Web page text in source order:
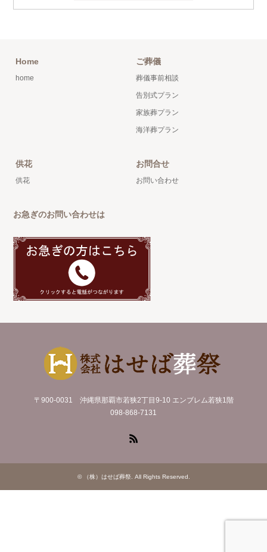
Home
home
ご葬儀
葬儀事前相談
告別式プラン
家族葬プラン
海洋葬プラン
供花
供花
お問合せ
お問い合わせ
お急ぎのお問い合わせは
〒900-0031 沖縄県那覇市若狭2丁目9-10 エンブレム若狭1階
098-868-7131
© （株）はせば葬祭. All Rights Reserved.